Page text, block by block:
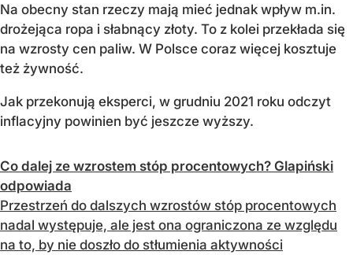
Na obecny stan rzeczy mają mieć jednak wpływ m.in.
drożejąca ropa i słabnący złoty. To z kolei przekłada się
na wzrosty cen paliw. W Polsce coraz więcej kosztuje
też żywność.
Jak przekonują eksperci, w grudniu 2021 roku odczyt
inflacyjny powinien być jeszcze wyższy.
Co dalej ze wzrostem stóp procentowych? Glapiński
odpowiada
Przestrzeń do dalszych wzrostów stóp procentowych
nadal występuje, ale jest ona ograniczona ze względu
na to, by nie doszło do stłumienia aktywności